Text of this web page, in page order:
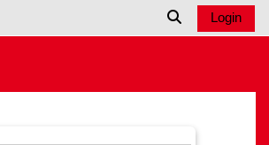
Sucheingabe
Login